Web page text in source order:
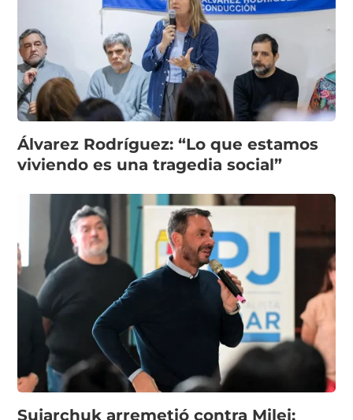
Álvarez Rodríguez: “Lo que estamos
viviendo es una tragedia social”
Sujarchuk arremetió contra Milei: